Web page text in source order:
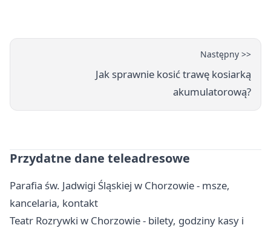
Następny >>
Jak sprawnie kosić trawę kosiarką
akumulatorową?
Przydatne dane teleadresowe
Parafia św. Jadwigi Śląskiej w Chorzowie - msze,
kancelaria, kontakt
Teatr Rozrywki w Chorzowie - bilety, godziny kasy i